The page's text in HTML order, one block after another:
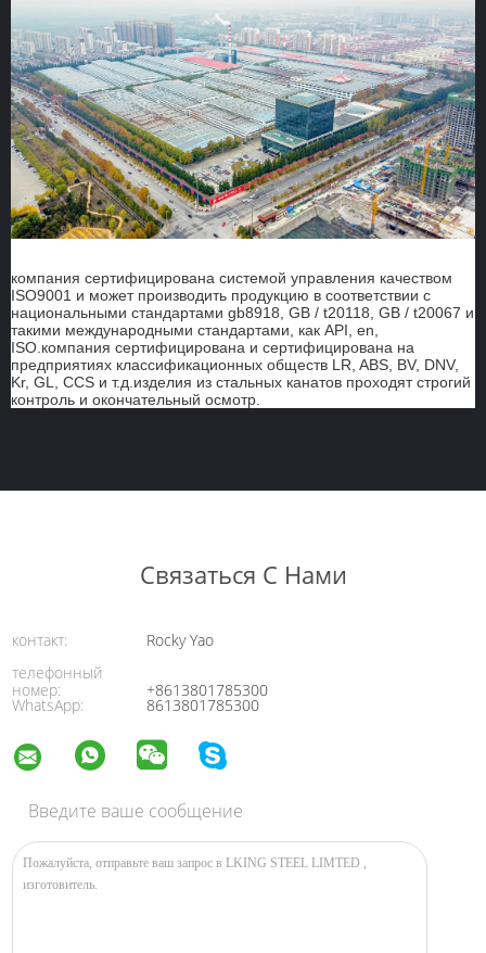
компания сертифицирована системой управления качеством
ISO9001 и может производить продукцию в соответствии с
национальными стандартами gb8918, GB / t20118, GB / t20067 и
такими международными стандартами, как API, en,
ISO.компания сертифицирована и сертифицирована на
предприятиях классификационных обществ LR, ABS, BV, DNV,
Kr, GL, CCS и т.д.изделия из стальных канатов проходят строгий
контроль и окончательный осмотр.
Связаться С Нами
контакт:
Rocky Yao
телефонный
номер:
+8613801785300
WhatsApp: 8613801785300
Введите ваше сообщение